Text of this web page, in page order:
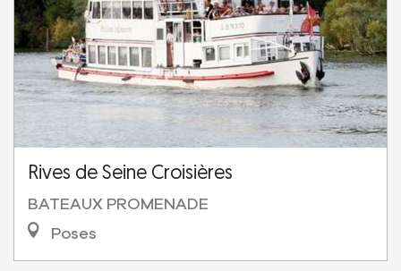
Rives de Seine Croisières
BATEAUX PROMENADE
Poses